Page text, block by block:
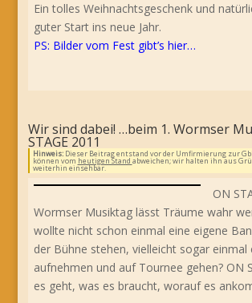
Ein tolles Weihnachtsgeschenk und
guter Start ins neue Jahr.
PS: Bilder vom Fest gibt’s hier…
Wir sind dabei! …beim 1. Wormser
STAGE 2011
Hinweis:Dieser Beitrag entstand vor der Umfirmierung zur
können vom heutigen Stand abweichen; wir halten ihn aus
weiterhin einsehbar.
ON
Wormser Musiktag lässt Träume wahr
wollte nicht schon einmal eine eigene
der Bühne stehen, vielleicht sogar einmal
aufnehmen und auf Tournee gehen? ON
es geht, was es braucht, worauf es